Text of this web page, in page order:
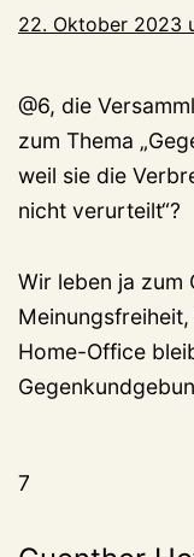
22. Oktober 2023
@6, die
zum Thema
weil sie die
nicht verurteilt“?
Wir leben ja zum
Home-Office
7